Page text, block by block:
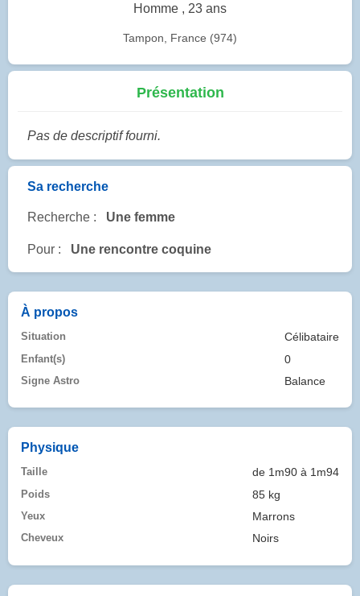
Homme , 23 ans
Tampon, France (974)
Présentation
Pas de descriptif fourni.
Sa recherche
Recherche : Une femme
Pour : Une rencontre coquine
À propos
Situation Célibataire
Enfant(s) 0
Signe Astro Balance
Physique
Taille de 1m90 à 1m94
Poids 85 kg
Yeux Marrons
Cheveux Noirs